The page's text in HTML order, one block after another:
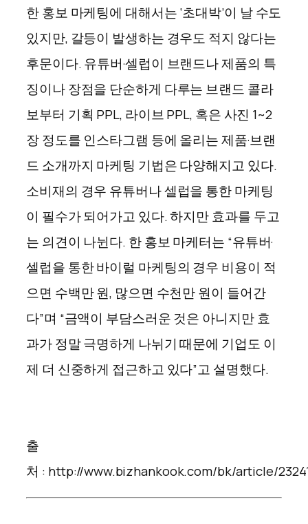
한 홍보 마케팅에 대해서는 ‘초대박’이 날 수도
있지만, 갈등이 발생하는 경우도 적지 않다는
후문이다. 유튜버·셀럽이 브랜드나 제품의 특
징이나 장점을 단순하게 다루는 브랜드 콜라
보부터 기획 PPL, 라이브 PPL, 혹은 사진 1~2
장 정도를 인스타그램 등에 올리는 제품·브랜
드 소개까지 마케팅 기법은 다양해지고 있다.
소비재의 경우 유튜버나 셀럽을 통한 마케팅
이 필수가 되어가고 있다. 하지만 효과를 두고
는 의견이 나뉜다. 한 홍보 마케터는 “유튜버·
셀럽을 통한 바이럴 마케팅의 경우 비용이 적
으면 수백만 원, 많으면 수천만 원이 들어간
다”며 “금액이 부담스러운 것은 아니지만 효
과가 정말 극명하게 나뉘기 때문에 기업도 이
제 더 신중하게 접근하고 있다”고 설명했다.
출
처 : http://www.bizhankook.com/bk/article/